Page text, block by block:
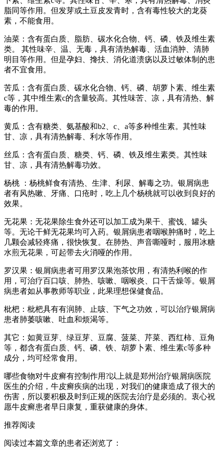
脂同等作用。但发芽或土豆皮发青时，含有毒性较大的龙葵
素，不能食用。
油菜：含有蛋白质、脂肪、碳水化合物、钙、磷、铁及维生素
类。 其性味辛、温、无毒，具有清热解毒、活血消肿、清肺
明目等作用。但是孕妇、搀扶、消化道溃疡以及过敏体制的患
者不宜食用。
苦瓜：含有蛋白质、碳水化合物、钙、磷、胡萝卜素、维生素
c等，其中维生素c的含量较高。其性味苦、凉，具有清热、解
毒的作用。
黄瓜：含有糖类、氨基酸和b2、c、a等多种维生素。其性味
甘、凉，具有清热解毒、利水等作用。
丝瓜：含有蛋白质、糖类、钙、磷、铁及维生素类。其性味
甘、凉，具有清热解毒功效。
杨桃 ：杨桃鲜食有清热、生津、利尿、解毒之功。银屑病患
者有风热嗽、牙痛、口疮时，吃上几个杨桃就可以收到良好的
效果。
无花果：无花果除生食外还可以加工成为果干、蜜饯、罐头
等。无论干鲜无花果均可入药。银屑病患者咽喉肿痛时，吃上
几颗会减轻疼痛，很快恢复。在肺热、声音嘶哑时，服用冰糖
水煎无花果，可起带去火消哑的作用。
罗汉果：银屑病患者可用罗汉果泡茶饮用，有清热利喉的作
用，可治疗百口咳、肺热、咳嗽、咽喉炎、口干舌燥等。银屑
病患者如从事教师等职业，此果理想保健食品。
枇杷：枇杷具有有润肺、止咳、下气之功效，可以治疗银屑病
患者肺萎咳嗽、吐血和烦渴等。
其它：如黄豆芽、绿豆芽、豆腐、菠菜、芹菜、西红柿、豆角
等，都含有蛋白质、钙、磷、铁、胡萝卜素、维生素c等多种
成分，均可经常食用。
哪些食物对牛皮癣有控制作用?以上就是郑州治疗银屑病医院
医生的介绍，牛皮癣疾病的出现，对我们的健康造成了很大的
伤害，所以要积极及时到正规的医院去治疗是必须的。衷心祝
愿牛皮癣患者早日康复，重获健康的身体。
推荐阅读
阅读过本篇文章的患者还浏览了：